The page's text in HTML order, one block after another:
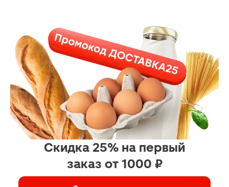
Скидка 25% на первый
заказ от 1000 ₽